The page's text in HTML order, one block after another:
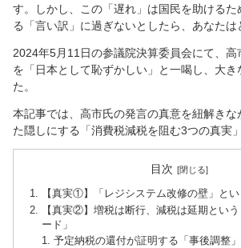
す。しかし、この「遅れ」は国民を助けるた
る「言い訳」に過ぎないとしたら、あなたは
2024年5月11日の参議院決算委員会にて、高
を「日本として恥ずかしい」と一喝し、大き
た。
本記事では、高市氏の発言の真意を紐解きな
た隠しにする「消費税減税を阻む3つの真実
目次
【真実①】「レジシステム改修の壁」と
【真実②】増税は断行、減税は延期とい
ード」
予定納税の還付が証明する「事後調整